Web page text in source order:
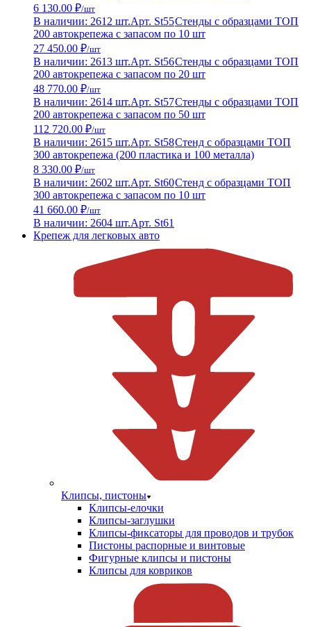
6 130.00 ₽/шт
В наличии: 2612 шт.Арт. St55Стенды с образцами ТОП
200 автокрепежа с запасом по 10 шт
27 450.00 ₽/шт
В наличии: 2613 шт.Арт. St56Стенды с образцами ТОП
200 автокрепежа с запасом по 20 шт
48 770.00 ₽/шт
В наличии: 2614 шт.Арт. St57Стенды с образцами ТОП
200 автокрепежа с запасом по 50 шт
112 720.00 ₽/шт
В наличии: 2615 шт.Арт. St58Стенд с образцами ТОП
300 автокрепежа (200 пластика и 100 металла)
8 330.00 ₽/шт
В наличии: 2602 шт.Арт. St60Стенд с образцами ТОП
300 автокрепежа с запасом по 10 шт
41 660.00 ₽/шт
В наличии: 2604 шт.Арт. St61
Крепеж для легковых авто
Клипсы, пистоны
Клипсы-елочки
Клипсы-заглушки
Клипсы-фиксаторы для проводов и трубок
Пистоны распорные и винтовые
Фигурные клипсы и пистоны
Клипсы для ковриков